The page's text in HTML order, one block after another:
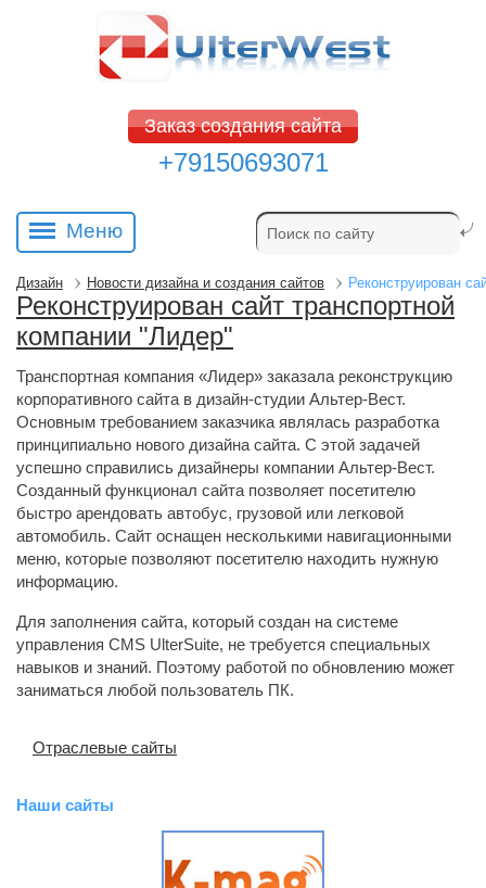
Заказ создания сайта
+79150693071
Меню
Дизайн Новости дизайна и создания сайтов Реконструирован
Реконструирован сайт транспортной
компании "Лидер"
Транспортная компания «Лидер» заказала реконструкцию
корпоративного сайта в дизайн-студии Альтер-Вест.
Основным требованием заказчика являлась разработка
принципиально нового дизайна сайта. С этой задачей
успешно справились дизайнеры компании Альтер-Вест.
Созданный функционал сайта позволяет посетителю
быстро арендовать автобус, грузовой или легковой
автомобиль. Сайт оснащен несколькими навигационными
меню, которые позволяют посетителю находить нужную
информацию.
Для заполнения сайта, который создан на системе
управления CMS UlterSuite, не требуется специальных
навыков и знаний. Поэтому работой по обновлению может
заниматься любой пользователь ПК.
Отраслевые сайты
Наши сайты